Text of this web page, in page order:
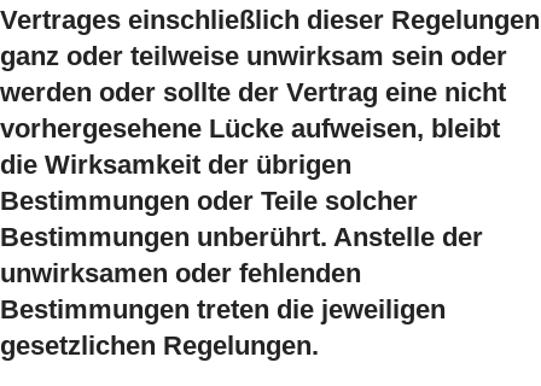
Vertrages einschließlich dieser Regelungen
ganz oder teilweise unwirksam sein oder
werden oder sollte der Vertrag eine nicht
vorhergesehene Lücke aufweisen, bleibt
die Wirksamkeit der übrigen
Bestimmungen oder Teile solcher
Bestimmungen unberührt. Anstelle der
unwirksamen oder fehlenden
Bestimmungen treten die jeweiligen
gesetzlichen Regelungen.